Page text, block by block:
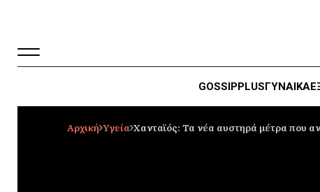
GOSSIPPLUSΓΥΝΑΙΚΑ
Αρχική Υγεία Χανταϊός: Τα νέα αυστηρά μέτρα που